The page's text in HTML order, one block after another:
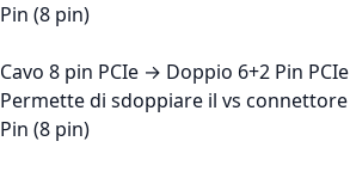
Pin (8 pin)
Cavo 8 pin PCIe → Doppio 6+2 Pin
Permette di sdoppiare il vs
Pin (8 pin)